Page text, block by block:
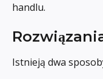
handlu.
Istnieją dwa